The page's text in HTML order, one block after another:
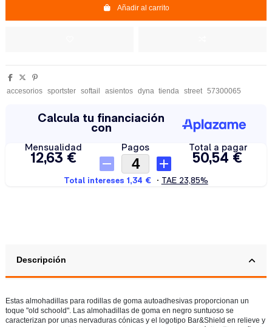
Añadir al carrito
accesorios sportster softail asientos dyna tienda street 57300065
Descripción
Estas almohadillas para rodillas de goma autoadhesivas proporcionan un
toque "old schoold". Las almohadillas de goma en negro suntuoso se
caracterizan por unas nervaduras cónicas y el logotipo Bar&Shield en relieve y